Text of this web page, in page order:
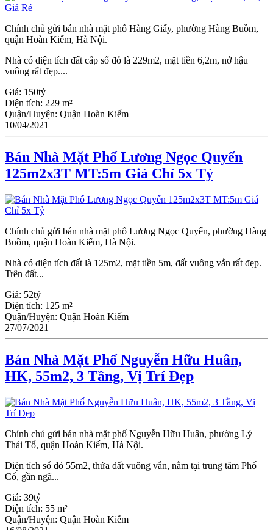
Chính chủ gửi bán nhà mặt phố Hàng Giấy, phường Hàng Buồm,
quận Hoàn Kiếm, Hà Nội.
Nhà có diện tích đất cấp sổ đỏ là 229m2, mặt tiền 6,2m, nở hậu
vuông rất đẹp....
Giá: 150tỷ
Diện tích: 229 m²
Quận/Huyện: Quận Hoàn Kiếm
10/04/2021
Bán Nhà Mặt Phố Lương Ngọc Quyến
125m2x3T MT:5m Giá Chỉ 5x Tỷ
Chính chủ gửi bán nhà mặt phố Lương Ngọc Quyến, phường Hàng
Buồm, quận Hoàn Kiếm, Hà Nội.
Nhà có diện tích đất là 125m2, mặt tiền 5m, đất vuông vắn rất đẹp.
Trên đất...
Giá: 52tỷ
Diện tích: 125 m²
Quận/Huyện: Quận Hoàn Kiếm
27/07/2021
Bán Nhà Mặt Phố Nguyễn Hữu Huân,
HK, 55m2, 3 Tầng, Vị Trí Đẹp
Chính chủ gửi bán nhà mặt phố Nguyễn Hữu Huân, phường Lý
Thái Tổ, quận Hoàn Kiếm, Hà Nội.
Diện tích sổ đỏ 55m2, thửa đất vuông vắn, nằm tại trung tâm Phố
Cổ, gần ngã...
Giá: 39tỷ
Diện tích: 55 m²
Quận/Huyện: Quận Hoàn Kiếm